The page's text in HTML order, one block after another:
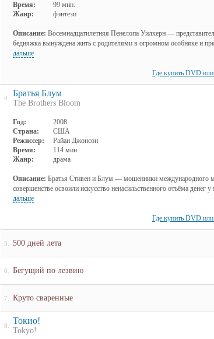
Время:
99 мин.
Жанр:
фэнтези
Описание: Восемнадцатилетняя Пенелопа Уилхерн —
бедняжка вынуждена жить с родителями в огромном особняке и
дальше
Где купить DVD
4. Братья Блум
The Brothers Bloom
Год:
2008
Страна:
США
Режиссер:
Райан Джонсон
Время:
114 мин.
Жанр:
драма
Описание: Братья Стивен и Блум — мошенники международного
совершенстве освоили искусство ненасильственного отъёма денег
дальше
Где купить DVD
5. 500 дней лета
6. Бегущий по лезвию
7. Круто сваренные
8. Токио!
Tokyo!